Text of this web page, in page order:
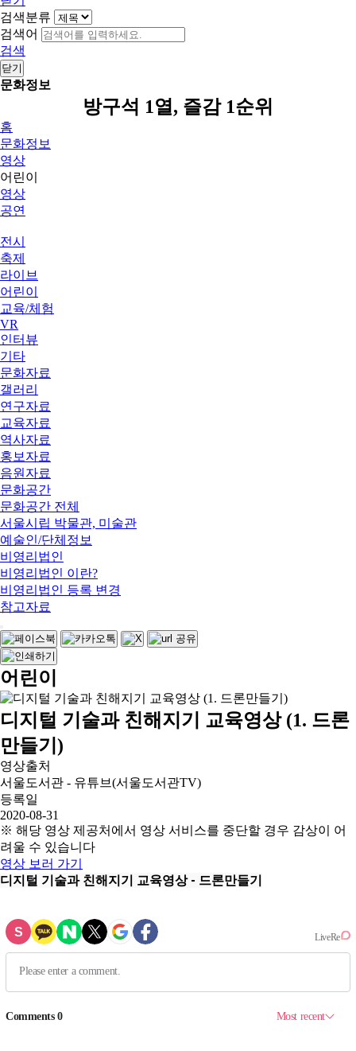
검색분류
검색어
검색
닫기
문화정보
방구석 1열, 즐감 1순위
홈
문화정보
영상
어린이
영상
공연
전시
축제
라이브
어린이
교육/체험
VR
인터뷰
기타
문화자료
갤러리
연구자료
교육자료
역사자료
홍보자료
음원자료
문화공간
문화공간 전체
서울시립 박물관, 미술관
예술인/단체정보
비영리법인
비영리법인 이란?
비영리법인 등록 변경
참고자료
어린이
디지털 기술과 친해지기 교육영상 (1. 드론
만들기)
영상출처
서울도서관 - 유튜브(서울도서관TV)
등록일
2020-08-31
※ 해당 영상 제공처에서 영상 서비스를 중단할 경우 감상이 어
려울 수 있습니다
영상 보러 가기
디지털 기술과 친해지기 교육영상 - 드론만들기